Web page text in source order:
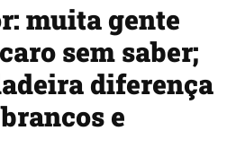
muita gente
sem saber;
diferença
e